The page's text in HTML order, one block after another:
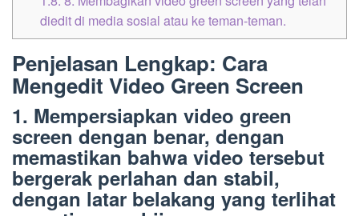
diedit di media sosial atau ke teman-teman.
Penjelasan Lengkap: Cara
Mengedit Video Green Screen
1. Mempersiapkan video green
screen dengan benar, dengan
memastikan bahwa video tersebut
bergerak perlahan dan stabil,
dengan latar belakang yang terlihat